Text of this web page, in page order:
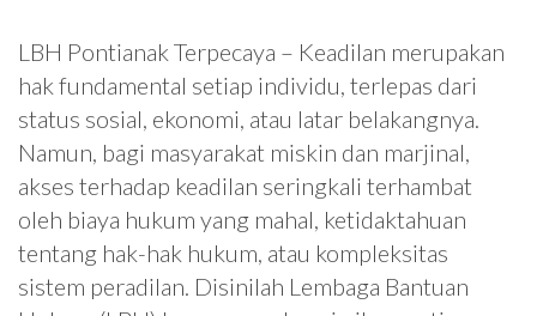
LBH Pontianak Terpecaya – Keadilan merupakan
hak fundamental setiap individu, terlepas dari
status sosial, ekonomi, atau latar belakangnya.
Namun, bagi masyarakat miskin dan marjinal,
akses terhadap keadilan seringkali terhambat
oleh biaya hukum yang mahal, ketidaktahuan
tentang hak-hak hukum, atau kompleksitas
sistem peradilan. Disinilah Lembaga Bantuan